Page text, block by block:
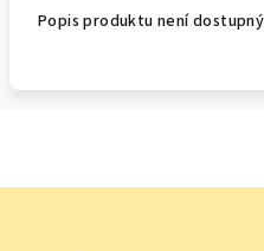
Popis produktu není dostupný